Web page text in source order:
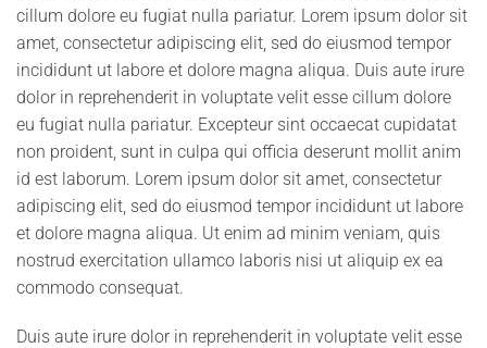
cillum dolore eu fugiat nulla pariatur. Lorem ipsum dolor sit
amet, consectetur adipiscing elit, sed do eiusmod tempor
incididunt ut labore et dolore magna aliqua. Duis aute irure
dolor in reprehenderit in voluptate velit esse cillum dolore
eu fugiat nulla pariatur. Excepteur sint occaecat cupidatat
non proident, sunt in culpa qui officia deserunt mollit anim
id est laborum. Lorem ipsum dolor sit amet, consectetur
adipiscing elit, sed do eiusmod tempor incididunt ut labore
et dolore magna aliqua. Ut enim ad minim veniam, quis
nostrud exercitation ullamco laboris nisi ut aliquip ex ea
commodo consequat.
Duis aute irure dolor in reprehenderit in voluptate velit esse